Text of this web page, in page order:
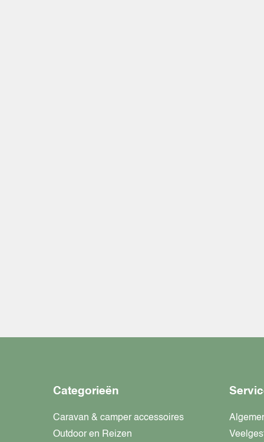
Categorieën
Caravan & camper accessoires
Outdoor en Reizen